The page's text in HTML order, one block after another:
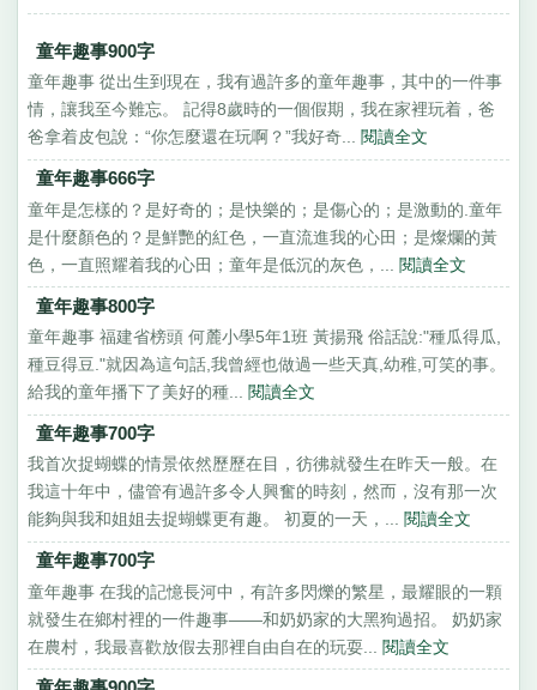
童年趣事900字
童年趣事 從出生到現在，我有過許多的童年趣事，其中的一件事
情，讓我至今難忘。 記得8歲時的一個假期，我在家裡玩着，爸
爸拿着皮包說：“你怎麼還在玩啊？”我好奇... 閱讀全文
童年趣事666字
童年是怎樣的？是好奇的；是快樂的；是傷心的；是激動的.童年
是什麼顏色的？是鮮艷的紅色，一直流進我的心田；是燦爛的黃
色，一直照耀着我的心田；童年是低沉的灰色，... 閱讀全文
童年趣事800字
童年趣事 福建省榜頭 何麓小學5年1班 黃揚飛 俗話說:"種瓜得瓜,
種豆得豆."就因為這句話,我曾經也做過一些天真,幼稚,可笑的事。
給我的童年播下了美好的種... 閱讀全文
童年趣事700字
我首次捉蝴蝶的情景依然歷歷在目，彷彿就發生在昨天一般。在
我這十年中，儘管有過許多令人興奮的時刻，然而，沒有那一次
能夠與我和姐姐去捉蝴蝶更有趣。 初夏的一天，... 閱讀全文
童年趣事700字
童年趣事 在我的記憶長河中，有許多閃爍的繁星，最耀眼的一顆
就發生在鄉村裡的一件趣事——和奶奶家的大黑狗過招。 奶奶家
在農村，我最喜歡放假去那裡自由自在的玩耍... 閱讀全文